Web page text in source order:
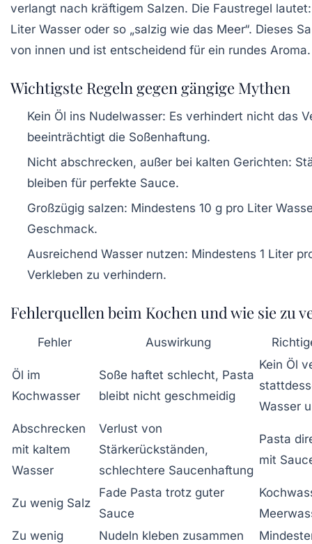
verlangt nach kräftigem Salzen. Die Faustregel
Liter Wasser oder so „salzig wie das Meer“. Dieses
von innen und ist entscheidend für ein rundes Aroma.
Wichtigste Regeln gegen gängige Mythen
Kein Öl ins Nudelwasser: Es verhindert nicht das
beeinträchtigt die Soßenhaftung.
Nicht abschrecken, außer bei kalten Gerichten:
bleiben für perfekte Sauce.
Großzügig salzen: Mindestens 10 g pro Liter
Geschmack.
Ausreichend Wasser nutzen: Mindestens 1 Liter
Verkleben zu verhindern.
Fehlerquellen beim Kochen und wie sie zu
Fehler Auswirkung
Öl im
Kochwasser
Soße haftet schlecht, Pasta
bleibt nicht geschmeidig
Kein Öl
Wasser
Abschrecken
mit kaltem
Wasser
Verlust von
Stärkerückständen,
schlechtere Saucenhaftung
Pasta
mit
Zu wenig Salz
Fade Pasta trotz guter
Sauce
Zu wenig
Nudeln kleben zusammen